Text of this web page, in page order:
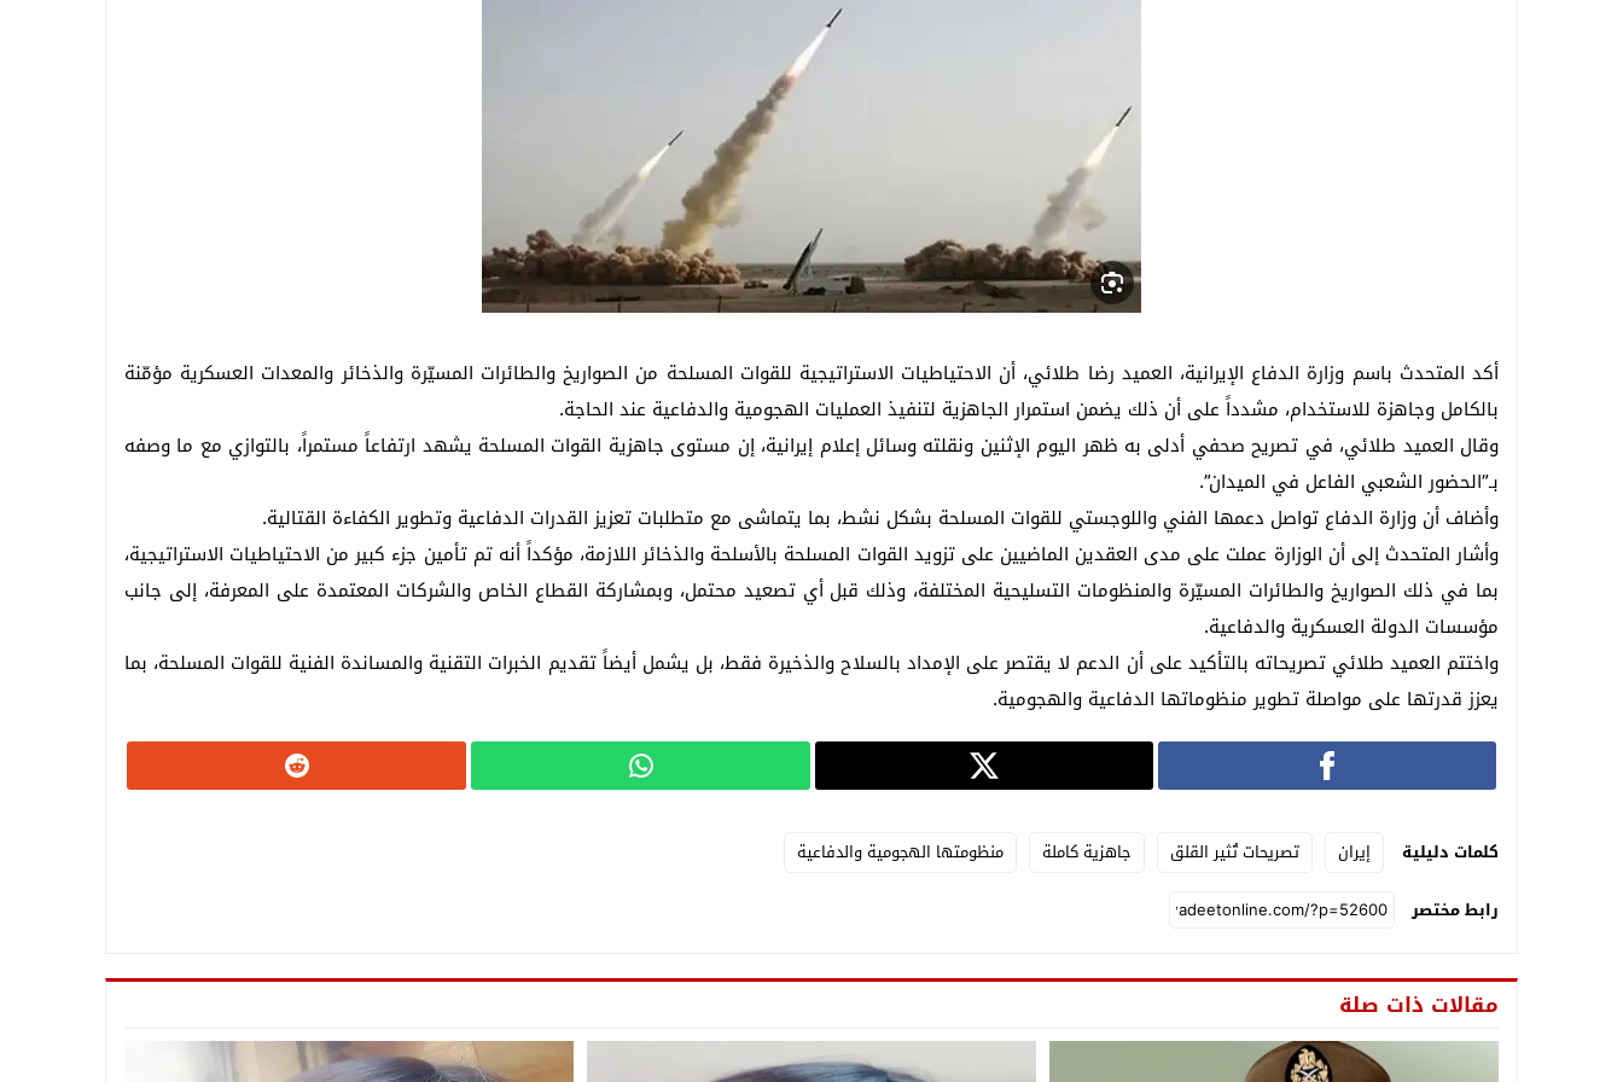
حريق مفاجئ يهز مستشفى التأمين الصحي بمدينة نصر .. والمعاينة تكشف السبب المبدئي والحماية المدنية تمنع امتداد النيران
الأنصاري يقود جولة ميدانية حاسمة بالجيزة .. إزالة فورية لمخالفات البناء والتعديات على الأراضي الزراعية وقرارات عاجلة لرفع الإشغالات والقمامة
أكد المتحدث باسم وزارة الدفاع الإيرانية، العميد رضا طلائي، أن الاحتياطيات الاستراتيجية للقوات المسلحة من الصواريخ والطائرات المسيّرة والذخائر والمعدات العسكرية مؤمّنة
بالكامل وجاهزة للاستخدام، مشدداً على أن ذلك يضمن استمرار الجاهزية لتنفيذ العمليات الهجومية والدفاعية عند الحاجة.
وقال العميد طلائي، في تصريح صحفي أدلى به ظهر اليوم الإثنين ونقلته وسائل إعلام إيرانية، إن مستوى جاهزية القوات المسلحة يشهد ارتفاعاً مستمراً، بالتوازي مع ما وصفه
بـ”الحضور الشعبي الفاعل في الميدان”.
وأضاف أن وزارة الدفاع تواصل دعمها الفني واللوجستي للقوات المسلحة بشكل نشط، بما يتماشى مع متطلبات تعزيز القدرات الدفاعية وتطوير الكفاءة القتالية.
وأشار المتحدث إلى أن الوزارة عملت على مدى العقدين الماضيين على تزويد القوات المسلحة بالأسلحة والذخائر اللازمة، مؤكداً أنه تم تأمين جزء كبير من الاحتياطيات الاستراتيجية،
بما في ذلك الصواريخ والطائرات المسيّرة والمنظومات التسليحية المختلفة، وذلك قبل أي تصعيد محتمل، وبمشاركة القطاع الخاص والشركات المعتمدة على المعرفة، إلى جانب
مؤسسات الدولة العسكرية والدفاعية.
واختتم العميد طلائي تصريحاته بالتأكيد على أن الدعم لا يقتصر على الإمداد بالسلاح والذخيرة فقط، بل يشمل أيضاً تقديم الخبرات التقنية والمساندة الفنية للقوات المسلحة، بما
يعزز قدرتها على مواصلة تطوير منظوماتها الدفاعية والهجومية.
كلمات دليلية إيران تصريحات تُثير القلق جاهزية كاملة
منظومتها الهجومية والدفاعية
رابط مختصر
مقالات ذات صلة